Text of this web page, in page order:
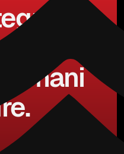
e
dei
mani